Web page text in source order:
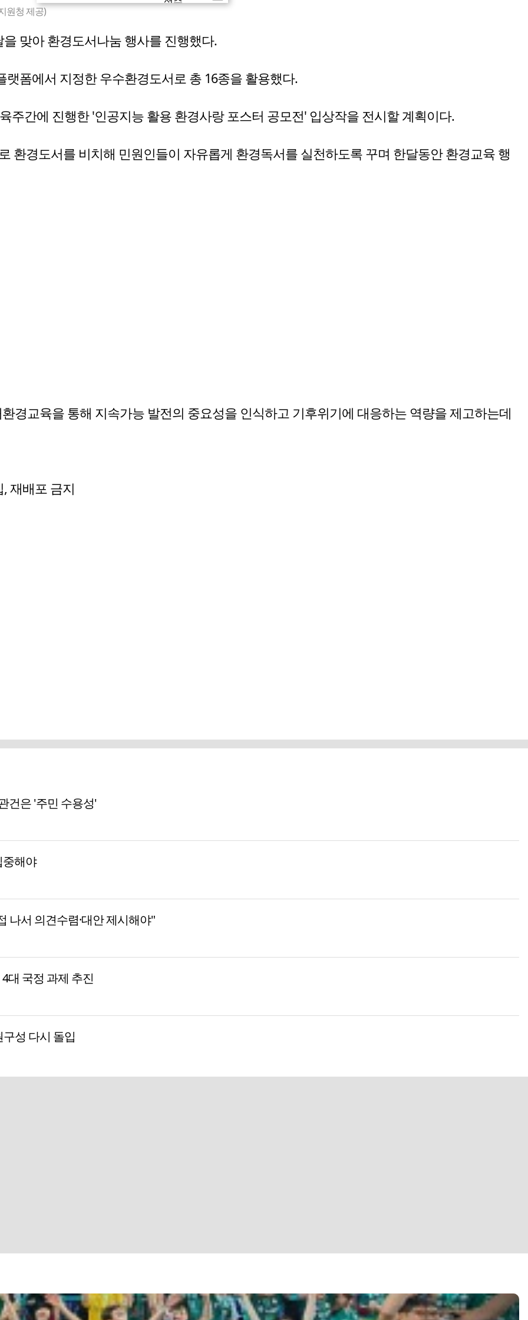
원청 제공)
맞아 환경도서나눔 행사를 진행했다.
폼에서 지정한 우수환경도서로 총 16종을 활용했다.
주간에 진행한 '인공지능 활용 환경사랑 포스터 공모전' 입상작을 전시할 계획이다.
환경도서를 비치해 민원인들이 자유롭게 환경독서를 실천하도록 꾸며 한달동안 환경교육 행
경교육을 통해 지속가능 발전의 중요성을 인식하고 기후위기에 대응하는 역량을 제고하는데
재배포 금지
건은 '주민 수용성'
중해야
나서 의견수렴·대안 제시해야"
대 국정 과제 추진
성 다시 돌입